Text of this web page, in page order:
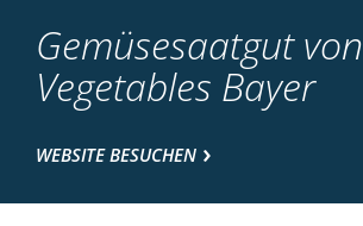
Gemüsesaatgut von
Vegetables Bayer
WEBSITE BESUCHEN